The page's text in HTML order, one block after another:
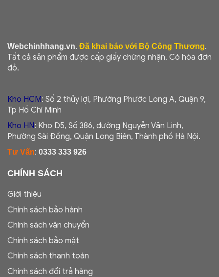
Webchinhhang.vn. Đã khai báo với Bộ Công Thương.
Tất cả sản phẩm được cấp giấy chứng nhận. Có hóa đơn
đỏ.
Kho HCM: Số 2 thủy lợi, Phường Phước Long A, Quận 9,
Tp Hồ Chí Minh
Kho HN: Kho D5, Số 386, đường Nguyễn Văn Linh,
Phường Sài Đồng, Quận Long Biên, Thành phố Hà Nội.
Tư Vấn: 0333 333 926
CHÍNH SÁCH
Giới thiệu
Chính sách bảo hành
Chính sách vận chuyển
Chính sách bảo mật
Chính sách thanh toán
Chính sách đổi trả hàng